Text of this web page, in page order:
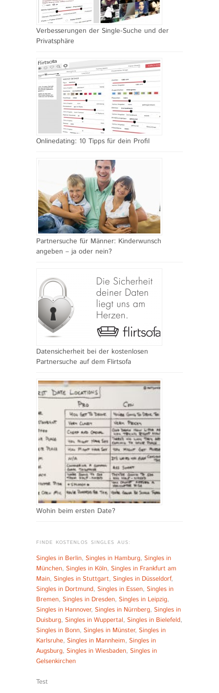
Verbesserungen der Single-Suche und der
Privatsphäre
Onlinedating: 10 Tipps für dein Profil
Partnersuche für Männer: Kinderwunsch
angeben – ja oder nein?
Datensicherheit bei der kostenlosen
Partnersuche auf dem Flirtsofa
Wohin beim ersten Date?
FINDE KOSTENLOS SINGLES AUS:
Singles in Berlin, Singles in Hamburg, Singles in
München, Singles in Köln, Singles in Frankfurt am
Main, Singles in Stuttgart, Singles in Düsseldorf,
Singles in Dortmund, Singles in Essen, Singles in
Bremen, Singles in Dresden, Singles in Leipzig,
Singles in Hannover, Singles in Nürnberg, Singles in
Duisburg, Singles in Wuppertal, Singles in Bielefeld,
Singles in Bonn, Singles in Münster, Singles in
Karlsruhe, Singles in Mannheim, Singles in
Augsburg, Singles in Wiesbaden, Singles in
Gelsenkirchen
Test